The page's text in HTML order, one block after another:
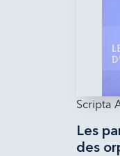
Scripta
Les
des